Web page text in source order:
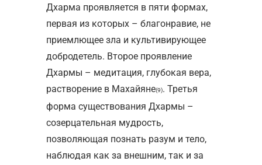
Дхарма проявляется в пяти формах,
первая из которых – благонравие, не
приемлющее зла и культивирующее
добродетель. Второе проявление
Дхармы – медитация, глубокая вера,
растворение в Махайяне(9). Третья
форма существования Дхармы –
созерцательная мудрость,
позволяющая познать разум и тело,
наблюдая как за внешним, так и за